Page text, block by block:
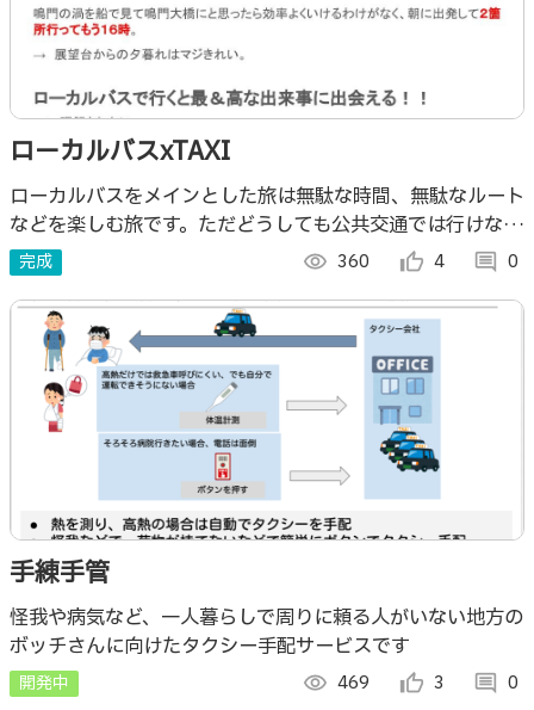
ローカルバスxTAXI
ローカルバスをメインとした旅は無駄な時間、無駄なルート
などを楽しむ旅です。ただどうしても公共交通では行けない
有名観光地は多々あります。そこをどう補完して快適な旅に
するか？を考えます。
完成 visibility 360 thumb_up_alt 4 comment 0
手練手管
怪我や病気など、一人暮らしで周りに頼る人がいない地方の
ボッチさんに向けたタクシー手配サービスです
開発中 visibility 469 thumb_up_alt 3 comment 0